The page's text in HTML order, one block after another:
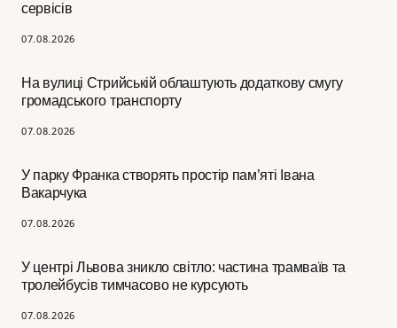
сервісів
07.08.2026
На вулиці Стрийській облаштують додаткову смугу
громадського транспорту
07.08.2026
У парку Франка створять простір пам’яті Івана
Вакарчука
07.08.2026
У центрі Львова зникло світло: частина трамваїв та
тролейбусів тимчасово не курсують
07.08.2026